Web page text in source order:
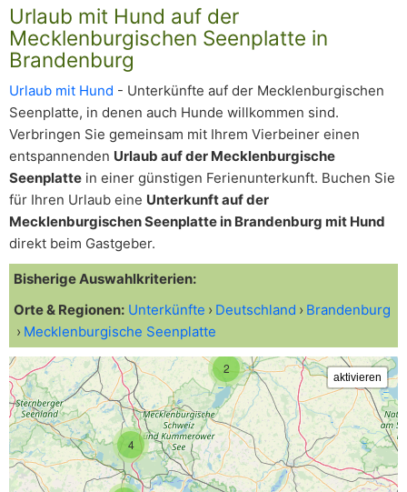
Urlaub mit Hund auf der
Mecklenburgischen Seenplatte in
Brandenburg
Urlaub mit Hund - Unterkünfte auf der Mecklenburgischen
Seenplatte, in denen auch Hunde willkommen sind.
Verbringen Sie gemeinsam mit Ihrem Vierbeiner einen
entspannenden Urlaub auf der Mecklenburgische
Seenplatte in einer günstigen Ferienunterkunft. Buchen Sie
für Ihren Urlaub eine Unterkunft auf der
Mecklenburgischen Seenplatte in Brandenburg mit Hund
direkt beim Gastgeber.
Bisherige Auswahlkriterien:
Orte & Regionen: Unterkünfte Deutschland
Brandenburg
Mecklenburgische Seenplatte
2
4